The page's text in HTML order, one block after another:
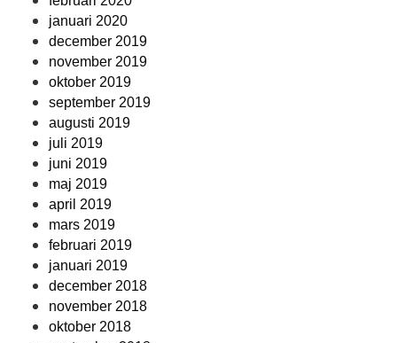
januari 2020
december 2019
november 2019
oktober 2019
september 2019
augusti 2019
juli 2019
juni 2019
maj 2019
april 2019
mars 2019
februari 2019
januari 2019
december 2018
november 2018
oktober 2018